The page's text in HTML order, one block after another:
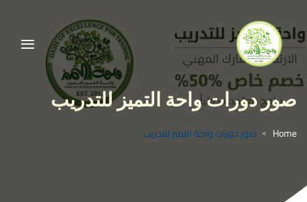
صور دورات واحة التميز للتدريب
Home
> صور دورات واحة التميز للتدريب